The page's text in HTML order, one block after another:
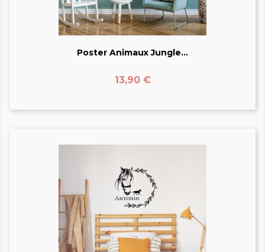
Poster Animaux Jungle...
Prix
13,90 €